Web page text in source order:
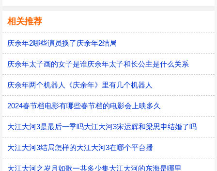
相关推荐
庆余年2哪些演员换了庆余年2结局
庆余年太子画的女子是谁庆余年太子和长公主是什么关系
庆余年两个机器人《庆余年》里有几个机器人
2024春节档电影有哪些春节档的电影会上映多久
大江大河3是最后一季吗大江大河3宋运辉和梁思申结婚了吗
大江大河3结局怎样的大江大河3在哪个平台播
大江大河之岁月如歌一共多少集大江大河的东海是哪里